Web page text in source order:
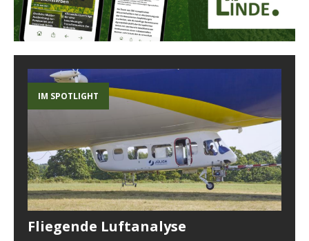
IM SPOTLIGHT
Fliegende Luftanalyse